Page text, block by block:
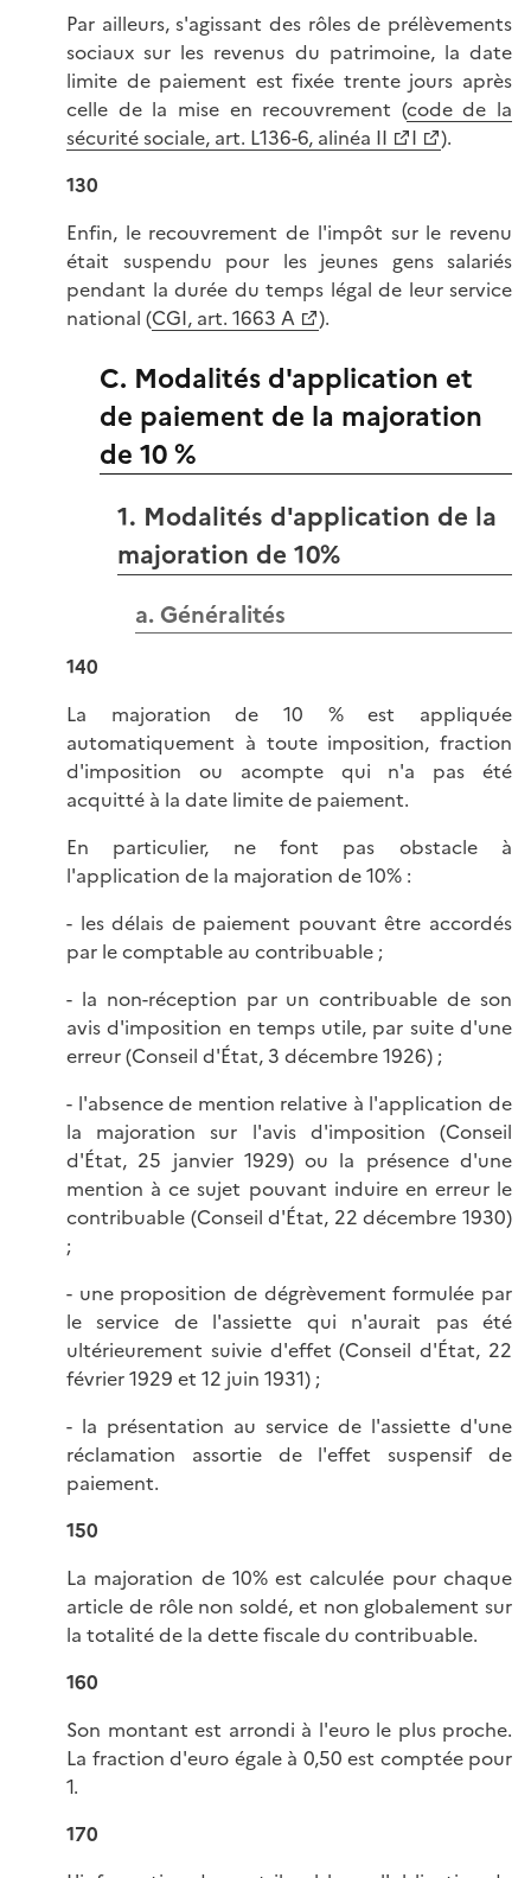
Par ailleurs, s'agissant des rôles de prélèvements
sociaux sur les revenus du patrimoine, la date
limite de paiement est fixée trente jours après
celle de la mise en recouvrement (code de la
sécurité sociale, art. L136-6, alinéa II
I
).
130
Enfin, le recouvrement de l'impôt sur le revenu
était suspendu pour les jeunes gens salariés
pendant la durée du temps légal de leur service
national (CGI, art. 1663 A ).
C. Modalités d'application et
de paiement de la majoration
de 10 %
1. Modalités d'application de la
majoration de 10%
a. Généralités
140
La majoration de 10 % est appliquée
automatiquement à toute imposition, fraction
d'imposition ou acompte qui n'a pas été
acquitté à la date limite de paiement.
En particulier, ne font pas obstacle à
l'application de la majoration de 10% :
- les délais de paiement pouvant être accordés
par le comptable au contribuable ;
- la non-réception par un contribuable de son
avis d'imposition en temps utile, par suite d'une
erreur (Conseil d'État, 3 décembre 1926) ;
- l'absence de mention relative à l'application de
la majoration sur l'avis d'imposition (Conseil
d'État, 25 janvier 1929) ou la présence d'une
mention à ce sujet pouvant induire en erreur le
contribuable (Conseil d'État, 22 décembre 1930)
;
- une proposition de dégrèvement formulée par
le service de l'assiette qui n'aurait pas été
ultérieurement suivie d'effet (Conseil d'État, 22
février 1929 et 12 juin 1931) ;
- la présentation au service de l'assiette d'une
réclamation assortie de l'effet suspensif de
paiement.
150
La majoration de 10% est calculée pour chaque
article de rôle non soldé, et non globalement sur
la totalité de la dette fiscale du contribuable.
160
Son montant est arrondi à l'euro le plus proche.
La fraction d'euro égale à 0,50 est comptée pour
1.
170